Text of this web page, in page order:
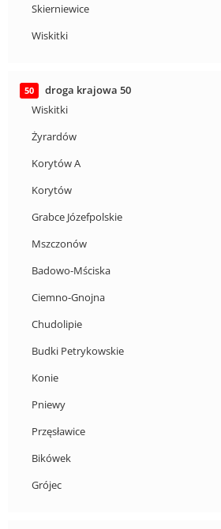
Skierniewice
Wiskitki
50
droga krajowa 50
Wiskitki
Żyrardów
Korytów A
Korytów
Grabce Józefpolskie
Mszczonów
Badowo-Mściska
Ciemno-Gnojna
Chudolipie
Budki Petrykowskie
Konie
Pniewy
Przęsławice
Bikówek
Grójec